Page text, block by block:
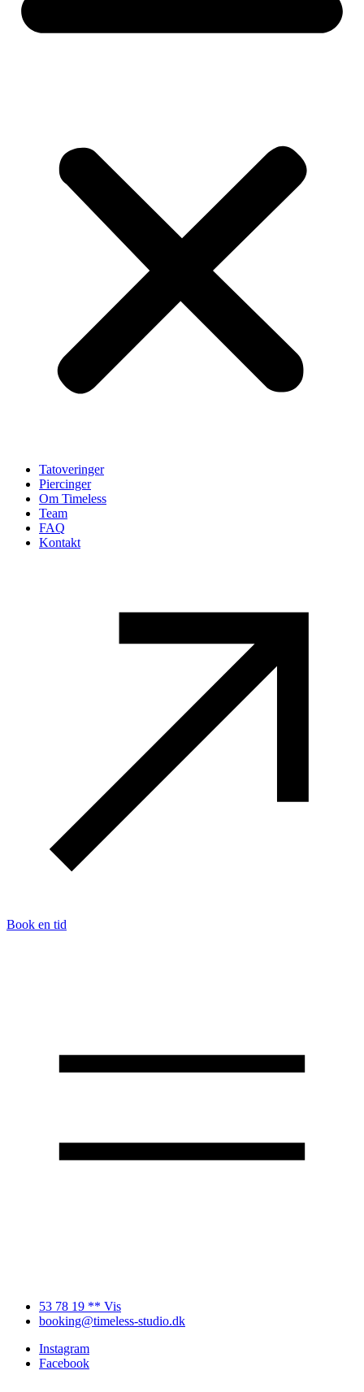
Tatoveringer
Piercinger
Om Timeless
Team
FAQ
Kontakt
Book en tid
53 78 19 ** Vis
booking@timeless-studio.dk
Instagram
Facebook